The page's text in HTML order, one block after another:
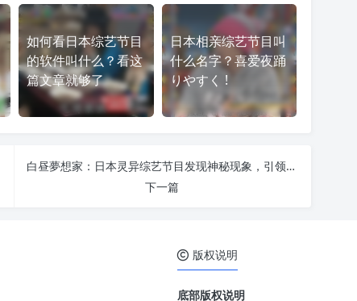
如何看日本综艺节目
的软件叫什么？看这
篇文章就够了
日本相亲综艺节目叫
什么名字？喜爱夜踊
りやすく !
白昼夢想家：日本灵异综艺节目发现神秘现象，引领“白昼妖怪”热潮
下一篇
版权说明
底部版权说明